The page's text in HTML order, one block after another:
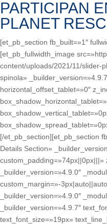
PARTICIPAN
PLANET
[et_pb_section fb_built=»1″
[et_pb_fullwidth_image
content/uploads/2021/11/slider-
spinola»
horizontal_offset_tablet=»0″
[/et_pb_section][et_pb_section
Details Section»
custom_padding=»74px||0px|||»
_builder_version=»4.9.0″
custom_margin=»-
_builder_version=»4.9.0″
_builder_version=»4.9.7″
text_font_size=»19px»